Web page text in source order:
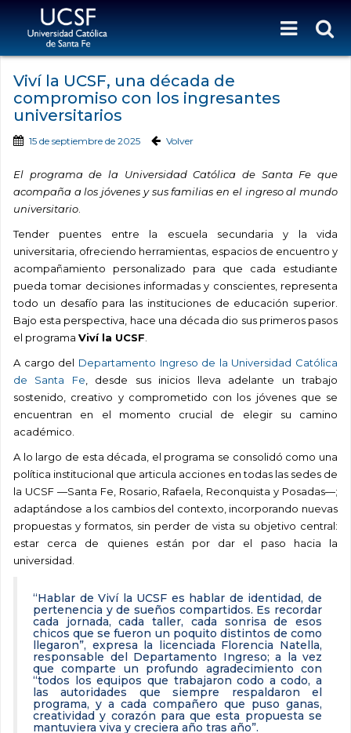
Viví la UCSF, una década de
compromiso con los ingresantes
universitarios
15 de septiembre de 2025 Volver
El programa de la Universidad Católica de Santa Fe que
acompaña a los jóvenes y sus familias en el ingreso al mundo
universitario
Tender puentes entre la escuela secundaria y la vida
universitaria, ofreciendo herramientas, espacios de encuentro y
acompañamiento personalizado para que cada estudiante
pueda tomar decisiones informadas y conscientes, representa
todo un desafío para las instituciones de educación superior.
Bajo esta perspectiva, hace una década dio sus primeros pasos
el programa Viví la UCSF
A cargo del Departamento Ingreso de la Universidad Católica
de Santa Fe , desde sus inicios lleva adelante un trabajo
sostenido, creativo y comprometido con los jóvenes que se
encuentran en el momento crucial de elegir su camino
académico.
A lo largo de esta década, el programa se consolidó como una
política institucional que articula acciones en todas las sedes de
la UCSF —Santa Fe, Rosario, Rafaela, Reconquista y Posadas—;
adaptándose a los cambios del contexto, incorporando nuevas
propuestas y formatos, sin perder de vista su objetivo central:
estar cerca de quienes están por dar el paso hacia la
universidad.
“Hablar de Viví la UCSF es hablar de identidad, de
pertenencia y de sueños compartidos. Es recordar
cada jornada, cada taller, cada sonrisa de esos
chicos que se fueron un poquito distintos de como
llegaron”, expresa la licenciada Florencia Natella,
responsable del Departamento Ingreso; a la vez
que comparte un profundo agradecimiento con
“todos los equipos que trabajaron codo a codo, a
las autoridades que siempre respaldaron el
programa, y a cada compañero que puso ganas,
creatividad y corazón para que esta propuesta se
mantuviera viva y creciera año tras año”.